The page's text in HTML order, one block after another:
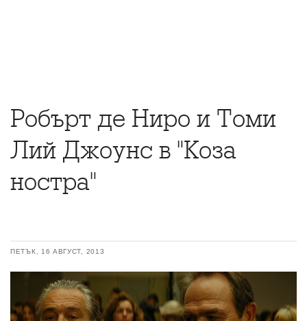
Робърт де Ниро и Томи
Лий Джоунс в "Коза
ностра"
ПЕТЪК, 16 АВГУСТ, 2013